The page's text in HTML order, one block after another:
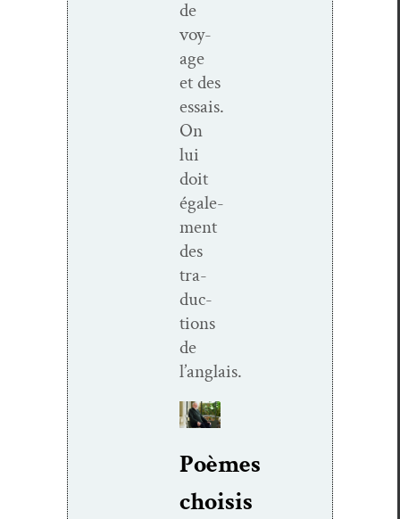
de
voy­
age
et des
essais.
On
lui
doit
égale­
ment
des
tra­
duc­
tions
de
l’anglais.
Poèmes
choi­sis